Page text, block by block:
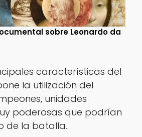
sobre Leonardo da
características del
la utilización del
unidades
poderosas que podrían
de la batalla.